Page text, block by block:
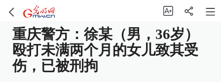
重庆警方：徐某（男，36岁）
殴打未满两个月的女儿致其受
伤，已被刑拘